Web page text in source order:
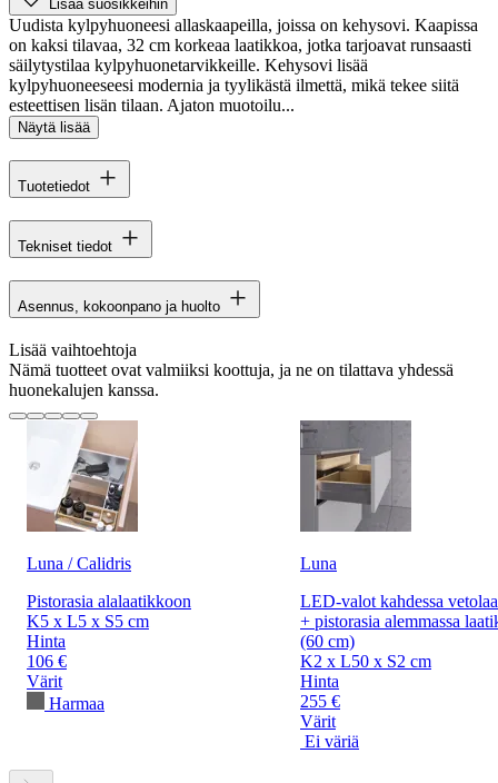
Lisää suosikkeihin
Uudista kylpyhuoneesi allaskaapeilla, joissa on kehysovi. Kaapissa
on kaksi tilavaa, 32 cm korkeaa laatikkoa, jotka tarjoavat runsaasti
säilytystilaa kylpyhuonetarvikkeille. Kehysovi lisää
kylpyhuoneeseesi modernia ja tyylikästä ilmettä, mikä tekee siitä
esteettisen lisän tilaan. Ajaton muotoilu...
Näytä lisää
Tuotetiedot
Tekniset tiedot
Asennus, kokoonpano ja huolto
Lisää vaihtoehtoja
Nämä tuotteet ovat valmiiksi koottuja, ja ne on tilattava yhdessä
huonekalujen kanssa.
Luna / Calidris
Pistorasia alalaatikkoon
K5 x L5 x S5 cm
Hinta
106 €
Värit
Harmaa
Luna
LED-valot kahdessa
+ pistorasia alemmassa
(60 cm)
K2 x L50 x S2 cm
Hinta
255 €
Värit
Ei väriä